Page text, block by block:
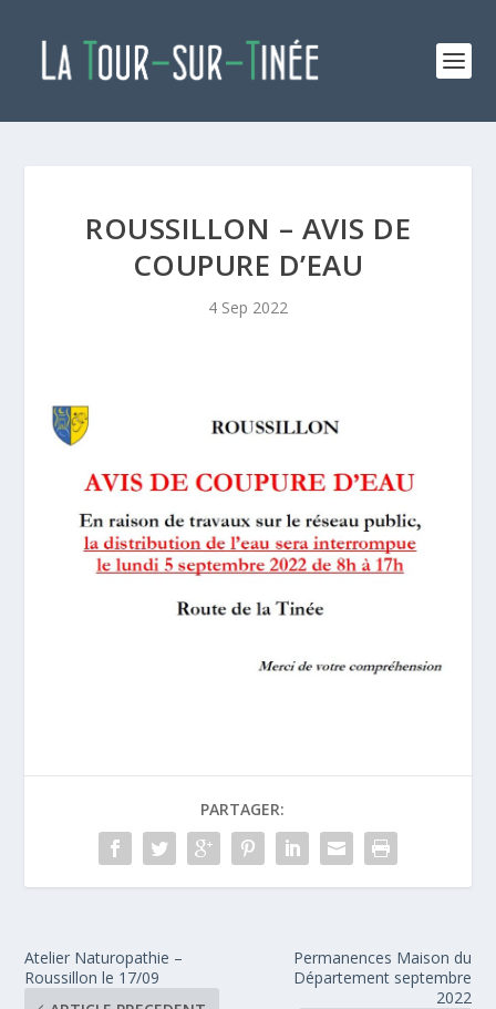
ROUSSILLON – AVIS DE
COUPURE D’EAU
4 Sep 2022
PARTAGER:
Atelier Naturopathie –
Roussillon le 17/09
Permanences Maison du
Département septembre
2022